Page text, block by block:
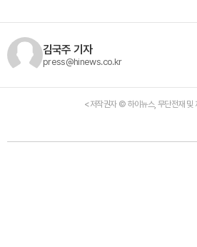
김국주 기자
press@hinews.co.kr
<저작권자 © 하이뉴스, 무단전재 및